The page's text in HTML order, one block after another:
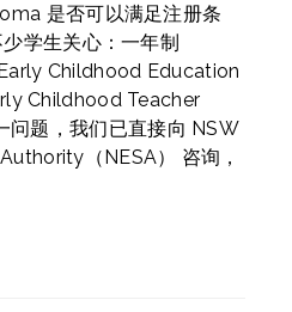
是否可以满足注册条
学生关心：一年制
Childhood Education
Childhood Teacher
问题，我们已直接向 NSW
（NESA） 咨询，